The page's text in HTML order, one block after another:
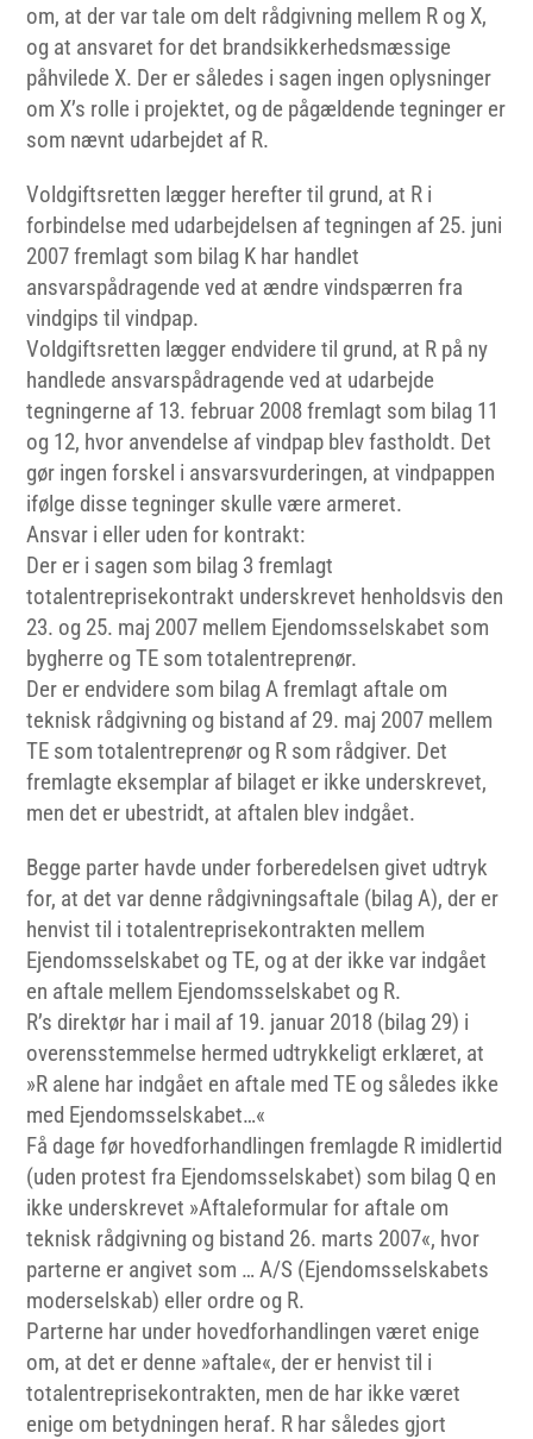
om, at der var tale om delt rådgivning mellem R og X,
og at ansvaret for det brandsikkerhedsmæssige
påhvilede X. Der er således i sagen ingen oplysninger
om X’s rolle i projektet, og de pågældende tegninger er
som nævnt udarbejdet af R.
Voldgiftsretten lægger herefter til grund, at R i
forbindelse med udarbejdelsen af tegningen af 25. juni
2007 fremlagt som bilag K har handlet
ansvarspådragende ved at ændre vindspærren fra
vindgips til vindpap.
Voldgiftsretten lægger endvidere til grund, at R på ny
handlede ansvarspådragende ved at udarbejde
tegningerne af 13. februar 2008 fremlagt som bilag 11
og 12, hvor anvendelse af vindpap blev fastholdt. Det
gør ingen forskel i ansvarsvurderingen, at vindpappen
ifølge disse tegninger skulle være armeret.
Ansvar i eller uden for kontrakt:
Der er i sagen som bilag 3 fremlagt
totalentreprisekontrakt underskrevet henholdsvis den
23. og 25. maj 2007 mellem Ejendomsselskabet som
bygherre og TE som totalentreprenør.
Der er endvidere som bilag A fremlagt aftale om
teknisk rådgivning og bistand af 29. maj 2007 mellem
TE som totalentreprenør og R som rådgiver. Det
fremlagte eksemplar af bilaget er ikke underskrevet,
men det er ubestridt, at aftalen blev indgået.
Begge parter havde under forberedelsen givet udtryk
for, at det var denne rådgivningsaftale (bilag A), der er
henvist til i totalentreprisekontrakten mellem
Ejendomsselskabet og TE, og at der ikke var indgået
en aftale mellem Ejendomsselskabet og R.
R’s direktør har i mail af 19. januar 2018 (bilag 29) i
overensstemmelse hermed udtrykkeligt erklæret, at
»R alene har indgået en aftale med TE og således ikke
med Ejendomsselskabet…«
Få dage før hovedforhandlingen fremlagde R imidlertid
(uden protest fra Ejendomsselskabet) som bilag Q en
ikke underskrevet »Aftaleformular for aftale om
teknisk rådgivning og bistand 26. marts 2007«, hvor
parterne er angivet som … A/S (Ejendomsselskabets
moderselskab) eller ordre og R.
Parterne har under hovedforhandlingen været enige
om, at det er denne »aftale«, der er henvist til i
totalentreprisekontrakten, men de har ikke været
enige om betydningen heraf. R har således gjort